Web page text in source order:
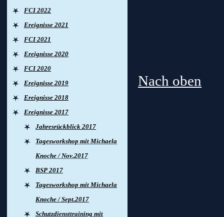
FCI 2022
Ereignisse 2021
FCI 2021
Ereignisse 2020
FCI 2020
Ereignisse 2019
Ereignisse 2018
Ereignisse 2017
Jahresrückblick 2017
Tagesworkshop mit Michaela
Knoche / Nov.2017
BSP 2017
Tagesworkshop mit Michaela
Knoche / Sept.2017
Schutzdiensttraining mit
Nach oben